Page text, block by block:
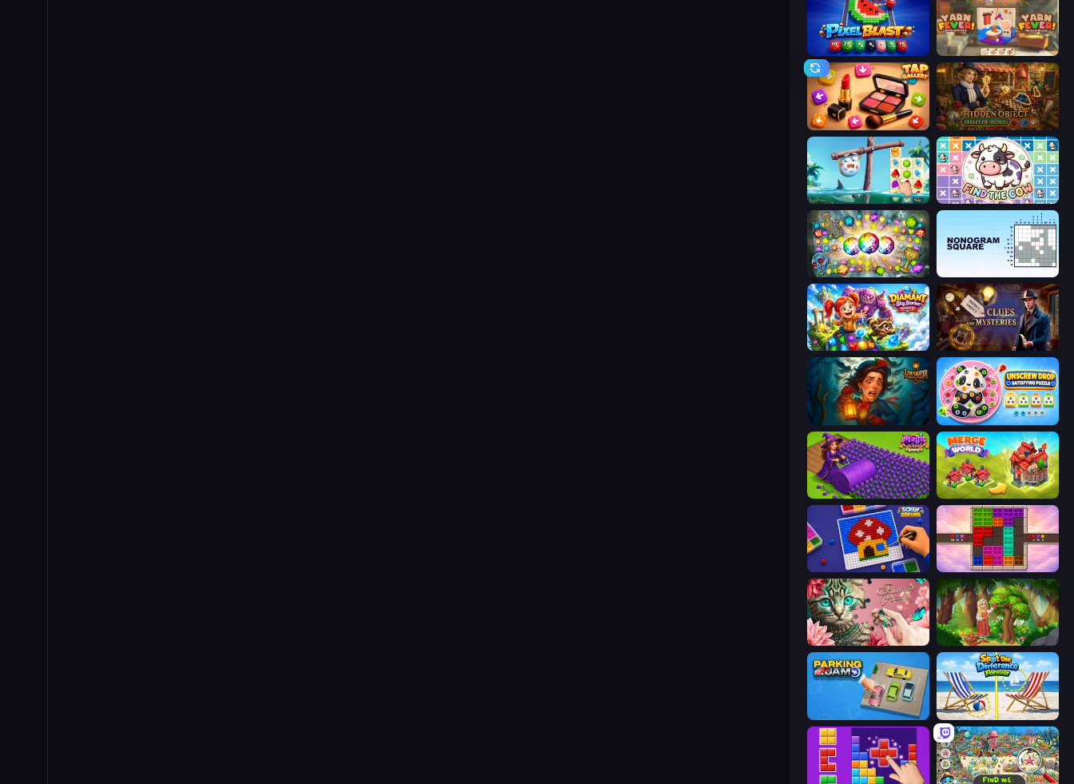
Pixel Blast Yarn Fever! Unravel Puzzle
Tap Gallery Hidden Object: Street Of Secrets
Sugar Heroes Find The Cow
Forgotten Treasure 2
Diamant: Sky Stories Match 3 Hidden Object: Clues and Mysteries
Lamplighter: Merge & Magic Unscrew Drop: Satisfying Puzzle
Magic School Merge World
Screw Sorting Color Cube Puzzle
Favorite Puzzles Northern Merge
Spot the Difference Forever